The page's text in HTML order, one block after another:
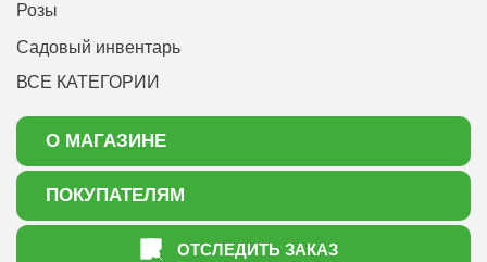
Розы
Садовый инвентарь
ВСЕ КАТЕГОРИИ
О МАГАЗИНЕ
О нас
Акции
ПОКУПАТЕЛЯМ
Как оформить заказ
ОТСЛЕДИТЬ ЗАКАЗ